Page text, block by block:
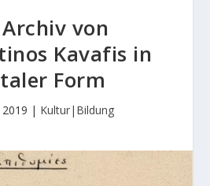
von
Kavafis in
Form
| Kultur|Bildung